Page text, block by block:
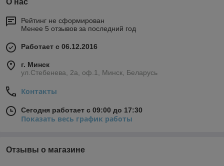
О нас
Рейтинг не сформирован
Менее 5 отзывов за последний год
Работает с 06.12.2016
г. Минск
ул.Стебенева, 2а, оф.1, Минск, Беларусь
Контакты
Сегодня работает с 09:00 до 17:30
Показать весь график работы
Отзывы о магазине